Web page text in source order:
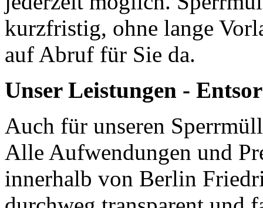
kurzfristig, ohne lange
auf Abruf für Sie da.
Unser Leistungen -
Auch für unseren
Alle Aufwendungen und
innerhalb von Berlin